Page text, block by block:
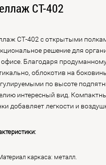
СТ-402
СТ-402 с открытыми
решение для
офисе. Благодаря
облокотив на
по высоте
интересный вид.
добавляет легкости и
каркаса: металл.